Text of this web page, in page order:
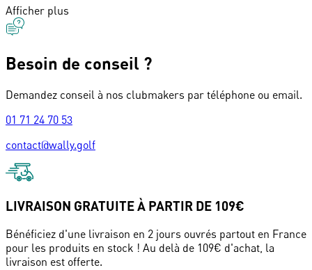
Afficher plus
Besoin de conseil ?
Demandez conseil à nos clubmakers par téléphone ou email.
01 71 24 70 53
contact@wally.golf
LIVRAISON GRATUITE À PARTIR DE 109€
Bénéficiez d'une livraison en 2 jours ouvrés partout en France
pour les produits en stock ! Au delà de 109€ d'achat, la
livraison est offerte.